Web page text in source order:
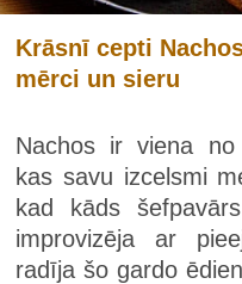
Krāsnī cepti
mērci un sieru
Nachos ir viena no
kas savu izcelsmi
kad kāds
improvizēja ar
radīja šo gardo